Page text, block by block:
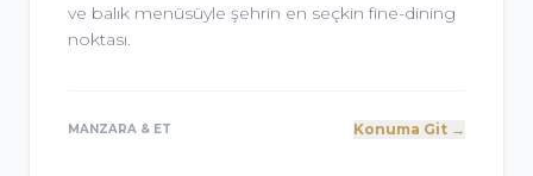
ve balık menüsüyle şehrin en seçkin fine-dining
noktası.
MANZARA & ET Konuma Git →